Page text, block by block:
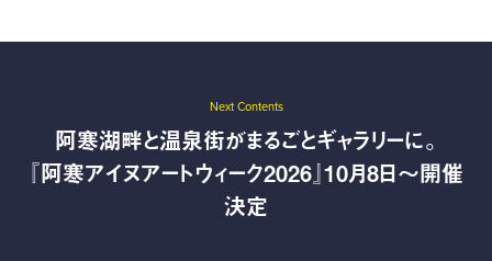
Next Contents
阿寒湖畔と温泉街がまるごとギャラリーに。
『阿寒アイヌアートウィーク2026』10月8日〜開催
決定